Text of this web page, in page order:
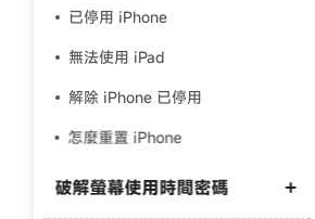
已停用 iPhone
無法使用 iPad
解除 iPhone 已停用
怎麼重置 iPhone
破解螢幕使用時間密碼